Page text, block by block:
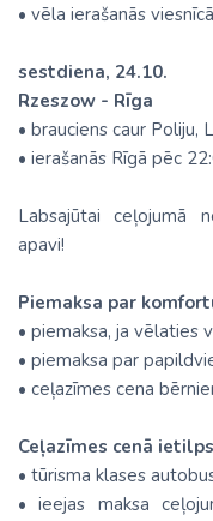
• vēla ierašanās
sestdiena, 24.10.
Rzeszow - Rīga
• brauciens caur Poliju,
• ierašanās Rīgā pēc
Labsajūtai ceļojumā
apavi!
Piemaksa par
• piemaksa, ja vēlaties
• piemaksa par
• ceļazīmes cena
Ceļazīmes cenā
• tūrisma klases
• ieejas maksa